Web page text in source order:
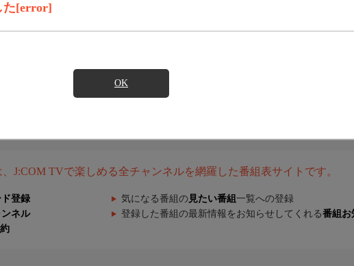
た[error]
OK
J:COM TVで楽しめる全チャンネルを網羅した番組表サイトです。
登録 気になる番組の 見たい番組 一覧への登録
ネル 登録した番組の最新情報をお知らせしてくれる番組お